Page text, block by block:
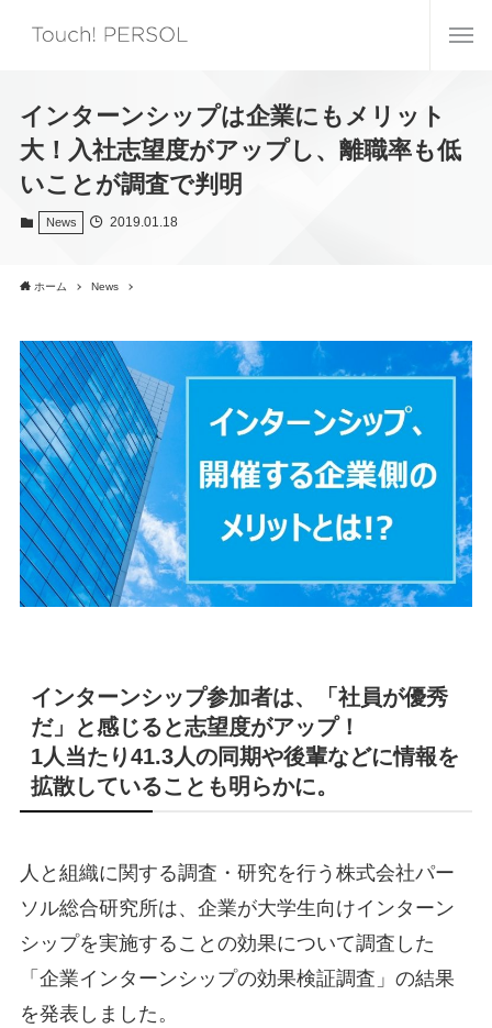
インターンシップは企業にもメリット
大！入社志望度がアップし、離職率も低
いことが調査で判明
News 2019.01.18
ホーム News
インターンシップ参加者は、「社員が優秀
だ」と感じると志望度がアップ！
1人当たり41.3人の同期や後輩などに情報を
拡散していることも明らかに。
人と組織に関する調査・研究を行う株式会社パー
ソル総合研究所は、企業が大学生向けインターン
シップを実施することの効果について調査した
「企業インターンシップの効果検証調査」の結果
を発表しました。